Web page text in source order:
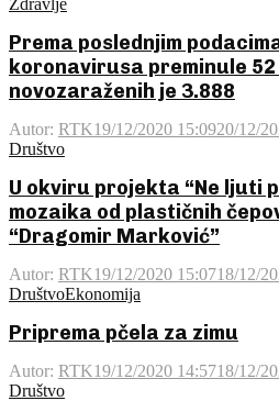
Zdravlje
Prema poslednjim
koronavirusa preminule 52
novozaraženih je 3.888
Autor: RTK19/12/2020 15:0920/12/
Društvo
U okviru projekta “Ne ljuti
mozaika od plastičnih
“Dragomir Marković”
Autor: RTK19/12/2020 15:0718/12/
DruštvoEkonomija
Priprema pčela za zimu
Autor: RTK19/12/2020 14:5718/12/
Društvo